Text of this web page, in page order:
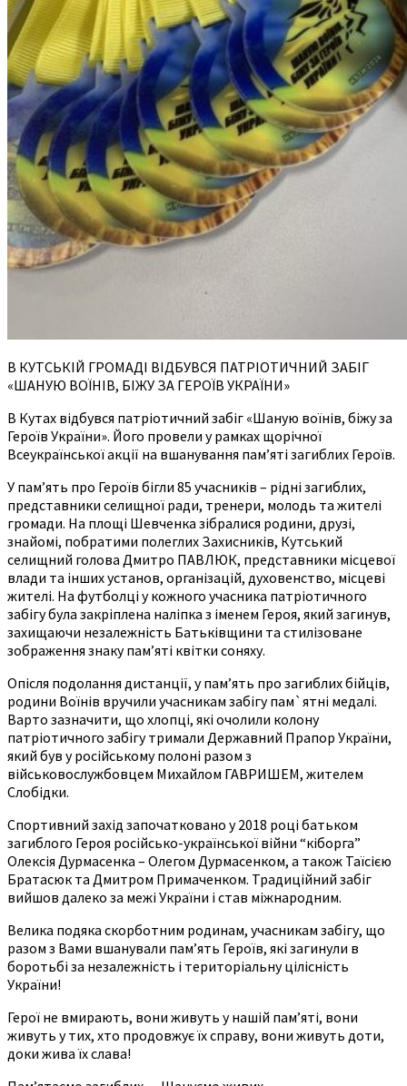
В КУТСЬКІЙ ГРОМАДІ ВІДБУВСЯ ПАТРІОТИЧНИЙ ЗАБІГ
«ШАНУЮ ВОЇНІВ, БІЖУ ЗА ГЕРОЇВ УКРАЇНИ»
В Кутах відбувся патріотичний забіг «Шаную воїнів, біжу за
Героїв України». Його провели у рамках щорічної
Всеукраїнської акції на вшанування пам’яті загиблих Героїв.
У пам’ять про Героїв бігли 85 учасників – рідні загиблих,
представники селищної ради, тренери, молодь та жителі
громади. На площі Шевченка зібралися родини, друзі,
знайомі, побратими полеглих Захисників, Кутський
селищний голова Дмитро ПАВЛЮК, представники місцевої
влади та інших установ, організацій, духовенство, місцеві
жителі. На футболці у кожного учасника патріотичного
забігу була закріплена наліпка з іменем Героя, який загинув,
захищаючи незалежність Батьківщини та стилізоване
зображення знаку пам’яті квітки соняху.
Опісля подолання дистанції, у пам’ять про загиблих бійців,
родини Воїнів вручили учасникам забігу пам`ятні медалі.
Варто зазначити, що хлопці, які очолили колону
патріотичного забігу тримали Державний Прапор України,
який був у російському полоні разом з
військовослужбовцем Михайлом ГАВРИШЕМ, жителем
Слобідки.
Спортивний захід започатковано у 2018 році батьком
загиблого Героя російсько-української війни “кіборга”
Олексія Дурмасенка – Олегом Дурмасенком, а також Таїсією
Братасюк та Дмитром Примаченком. Традиційний забіг
вийшов далеко за межі України і став міжнародним.
Велика подяка скорботним родинам, учасникам забігу, що
разом з Вами вшанували пам’ять Героїв, які загинули в
боротьбі за незалежність і територіальну цілісність
України!
Герої не вмирають, вони живуть у нашій пам’яті, вони
живуть у тих, хто продовжує їх справу, вони живуть доти,
доки жива їх слава!